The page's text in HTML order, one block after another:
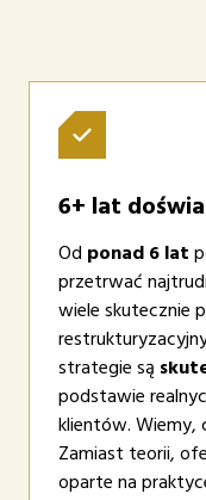
6+ lat
Od ponad 6 lat
przetrwać
wiele skutecznie
strategie są
podstawie
klientów. Wiemy,
Zamiast teorii,
oparte na